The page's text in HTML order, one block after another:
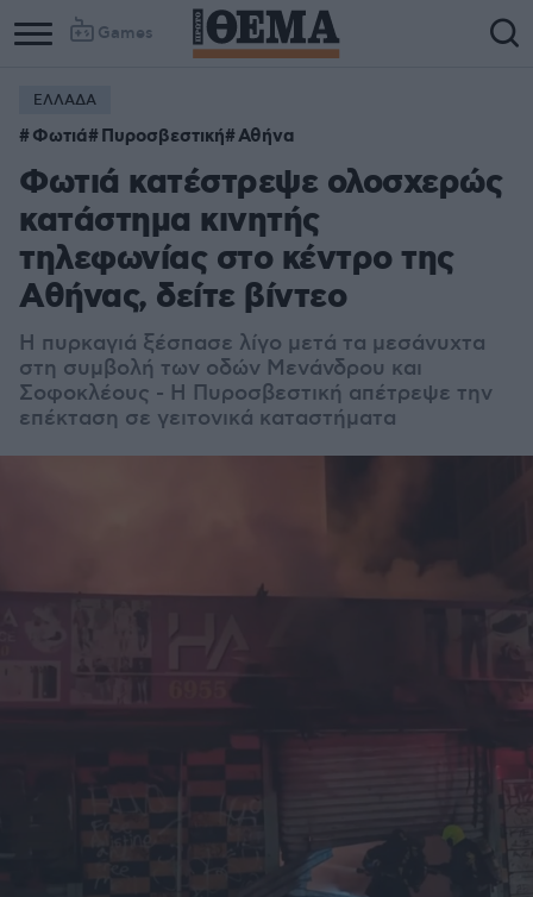
Games
ΕΛΛΑΔΑ
Φωτιά Πυροσβεστική Αθήνα
Φωτιά κατέστρεψε ολοσχερώς
κατάστημα κινητής
τηλεφωνίας στο κέντρο της
Αθήνας, δείτε βίντεο
Η πυρκαγιά ξέσπασε λίγο μετά τα μεσάνυχτα
στη συμβολή των οδών Μενάνδρου και
Σοφοκλέους - Η Πυροσβεστική απέτρεψε την
επέκταση σε γειτονικά καταστήματα